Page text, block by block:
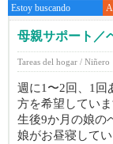
Estoy buscando
母親サポート／
Tareas del hogar / Niñero
週に1〜2回、1回
方を希望していま
生後9か月の娘の
娘がお昼寝して